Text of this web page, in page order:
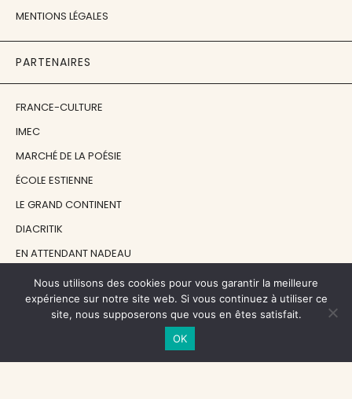
MENTIONS LÉGALES
PARTENAIRES
FRANCE-CULTURE
IMEC
MARCHÉ DE LA POÉSIE
ÉCOLE ESTIENNE
LE GRAND CONTINENT
DIACRITIK
EN ATTENDANT NADEAU
NOS SOUTIENS
Nous utilisons des cookies pour vous garantir la meilleure
expérience sur notre site web. Si vous continuez à utiliser ce
site, nous supposerons que vous en êtes satisfait.
OK